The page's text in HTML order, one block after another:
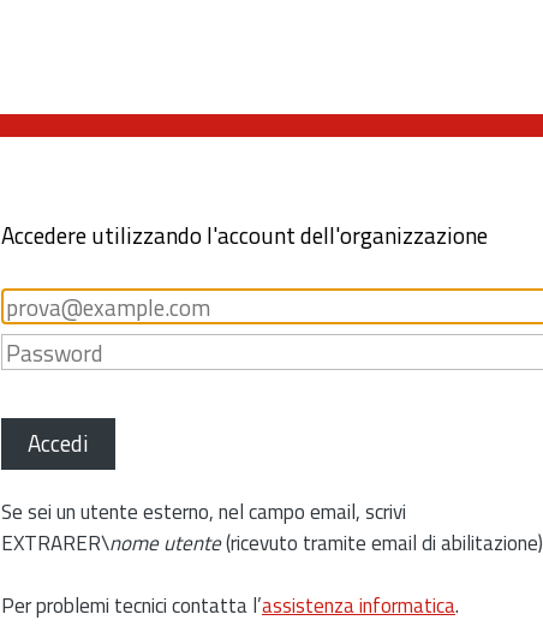
Accedere utilizzando l'account dell'organizzazione
Accedi
Se sei un utente esterno, nel campo email, scrivi
EXTRARER\nome utente(ricevuto tramite email di abilitazione)
Per problemi tecnici contatta l’assistenza informatica.